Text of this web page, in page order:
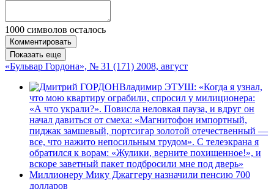
1000 символов осталось
Комментировать
Показать еще
«Бульвар Гордона», № 31 (171) 2008, август
Владимир ЭТУШ: «Когда я узнал,
что мою квартиру ограбили, спросил у милиционера:
«А что украли?». Повисла неловкая пауза, и вдруг он
начал давиться от смеха: «Магнитофон импортный,
пиджак замшевый, портсигар золотой отечественный —
все, что нажито непосильным трудом». С телеэкрана я
обратился к ворам: «Жулики, верните похищенное!», и
вскоре заветный пакет подбросили мне под дверь»
Миллионеру Мику Джаггеру назначили пенсию 700
долларов